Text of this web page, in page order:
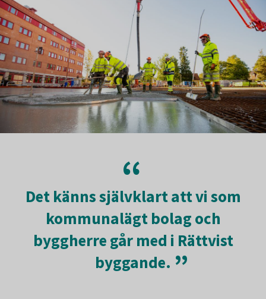
Det känns självklart att vi som
kommunalägt bolag och
byggherre går med i Rättvist
byggande.